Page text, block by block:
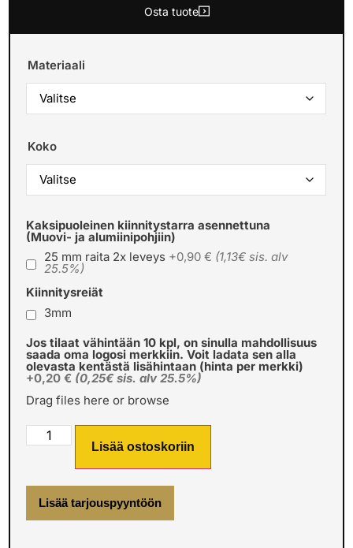
Osta tuote
Materiaali
Koko
Kaksipuoleinen kiinnitystarra asennettuna
(Muovi- ja alumiinipohjiin)
25 mm raita 2x leveys +0,90 € (1,13€ sis. alv
25.5%)
Kiinnitysreiät
3mm
Jos tilaat vähintään 10 kpl, on sinulla mahdollisuus
saada oma logosi merkkiin. Voit ladata sen alla
olevasta kentästä lisähintaan (hinta per merkki)
+0,20 € (0,25€ sis. alv 25.5%)
Drag files here or browse
Lisää ostoskoriin
Lisää tarjouspyyntöön